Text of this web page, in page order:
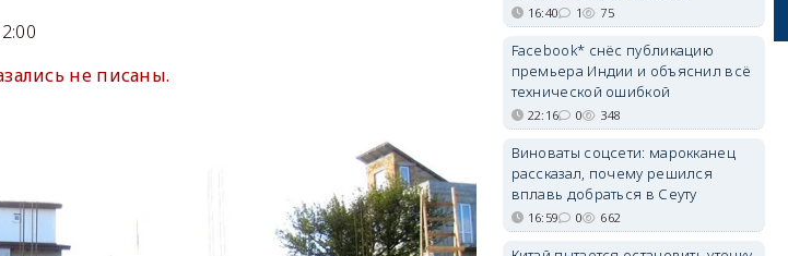
не писаны.
16:40 1 75
Facebook* снёс публикацию
премьера Индии и объяснил всё
технической ошибкой
22:16 0 348
Виноваты соцсети: марокканец
рассказал, почему решился
вплавь добраться в Сеуту
16:59 0 662